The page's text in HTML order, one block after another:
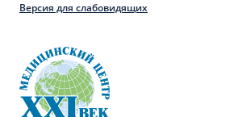
Версия для слабовидящих